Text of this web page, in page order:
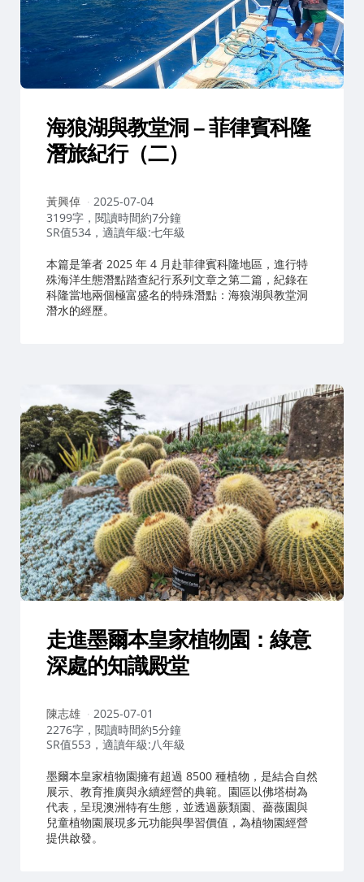
海狼湖與教堂洞 – 菲律賓科隆
潛旅紀行（二）
作
者：
黃興倬
2025-07-04
3199字，閱讀時間約7分鐘
SR值534，適讀年級:七年級
本篇是筆者 2025 年 4 月赴菲律賓科隆地區，進行特
殊海洋生態潛點踏查紀行系列文章之第二篇，紀錄在
科隆當地兩個極富盛名的特殊潛點：海狼湖與教堂洞
潛水的經歷。
走進墨爾本皇家植物園：綠意
深處的知識殿堂
作
者：
陳志雄
2025-07-01
2276字，閱讀時間約5分鐘
SR值553，適讀年級:八年級
墨爾本皇家植物園擁有超過 8500 種植物，是結合自然
展示、教育推廣與永續經營的典範。園區以佛塔樹為
代表，呈現澳洲特有生態，並透過蕨類園、薔薇園與
兒童植物園展現多元功能與學習價值，為植物園經營
提供啟發。